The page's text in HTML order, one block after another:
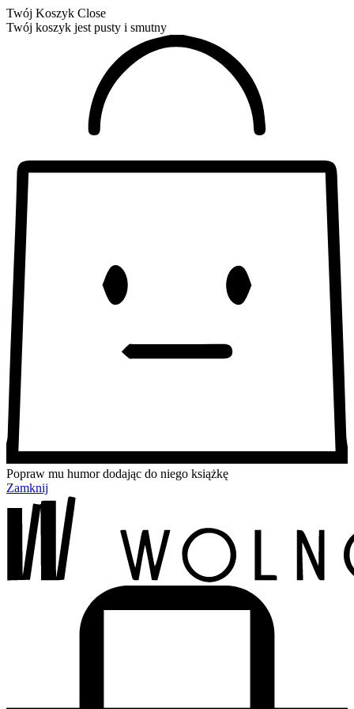
Twój Koszyk Close
Twój koszyk jest pusty i smutny
Popraw mu humor dodając do niego książkę
Zamknij
Przejdź
treści
Przejdź
menu
Przejdź
wyszukiwarki
Przejdź
koszyka